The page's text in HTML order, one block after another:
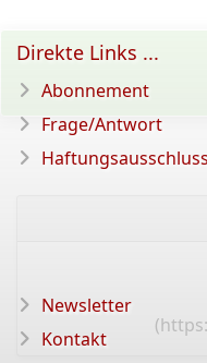
(
Direkte Links ...
Abonnement
Frage/Antwort
Haftungsausschluss
Newsletter
Kontakt